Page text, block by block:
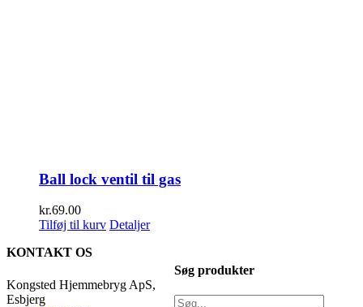
Ball lock ventil til gas
kr.69.00
Tilføj til kurv Detaljer
Søg produkter
KONTAKT OS
Kongsted Hjemmebryg ApS,
Esbjerg